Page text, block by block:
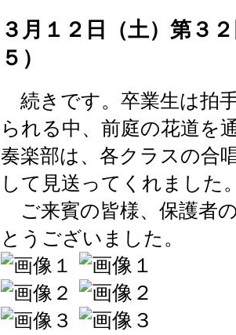
３月１２日（土）第３
５）
続きです。卒業生は拍
られる中、前庭の花道を
奏楽部は、各クラスの合
して見送ってくれました
ご来賓の皆様、保護者
とうございました。